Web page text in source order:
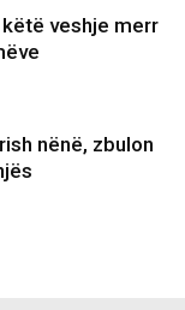
veshje merr
nënë, zbulon